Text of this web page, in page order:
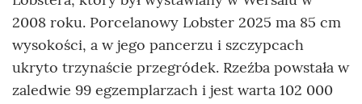
2008 roku. Porcelanowy Lobster 2025 ma 85 cm
wysokości, a w jego pancerzu i szczypcach
ukryto trzynaście przegródek. Rzeźba powstała w
zaledwie 99 egzemplarzach i jest warta 102 000